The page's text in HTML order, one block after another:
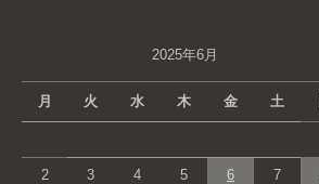
2025年6月
月 火 水 木 金 土
2 3 4 5 6 7